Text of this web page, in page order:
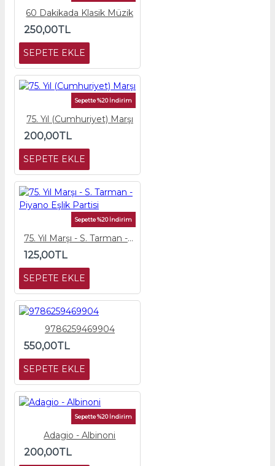
60 Dakikada Klasik Müzik
250,00TL
SEPETE EKLE
Sepette %20 İndirim
75. Yıl (Cumhuriyet) Marşı
200,00TL
SEPETE EKLE
Sepette %20 İndirim
75. Yıl Marşı - S. Tarman - Piyano Eşlik Partisi
125,00TL
SEPETE EKLE
9786259469904
550,00TL
SEPETE EKLE
Sepette %20 İndirim
Adagio - Albinoni
200,00TL